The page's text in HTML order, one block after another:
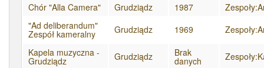
Chór "Alla Camera" Grudziądz 1987
"Ad deliberandum"
Zespół kameralny Grudziądz 1969
Kapela muzyczna -
Grudziądz Grudziądz Brak
danych